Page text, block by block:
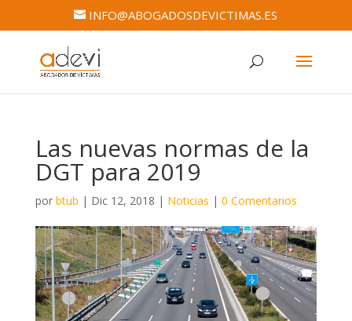
INFO@ABOGADOSDEVICTIMAS.ES
Las nuevas normas de la
DGT para 2019
por btub | Dic 12, 2018 | Noticias | 0 Comentarios